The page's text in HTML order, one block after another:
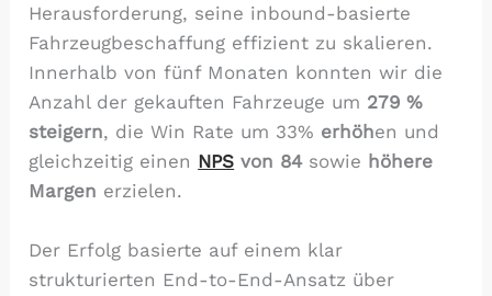
Herausforderung, seine inbound-basierte
Fahrzeugbeschaffung effizient zu skalieren.
Innerhalb von fünf Monaten konnten wir die
Anzahl der gekauften Fahrzeuge um 279 %
steigern, die Win Rate um 33% erhöhen und
gleichzeitig einen NPS von 84sowie höhere
Margen erzielen.
Der Erfolg basierte auf einem klar
strukturierten End-to-End-Ansatz über